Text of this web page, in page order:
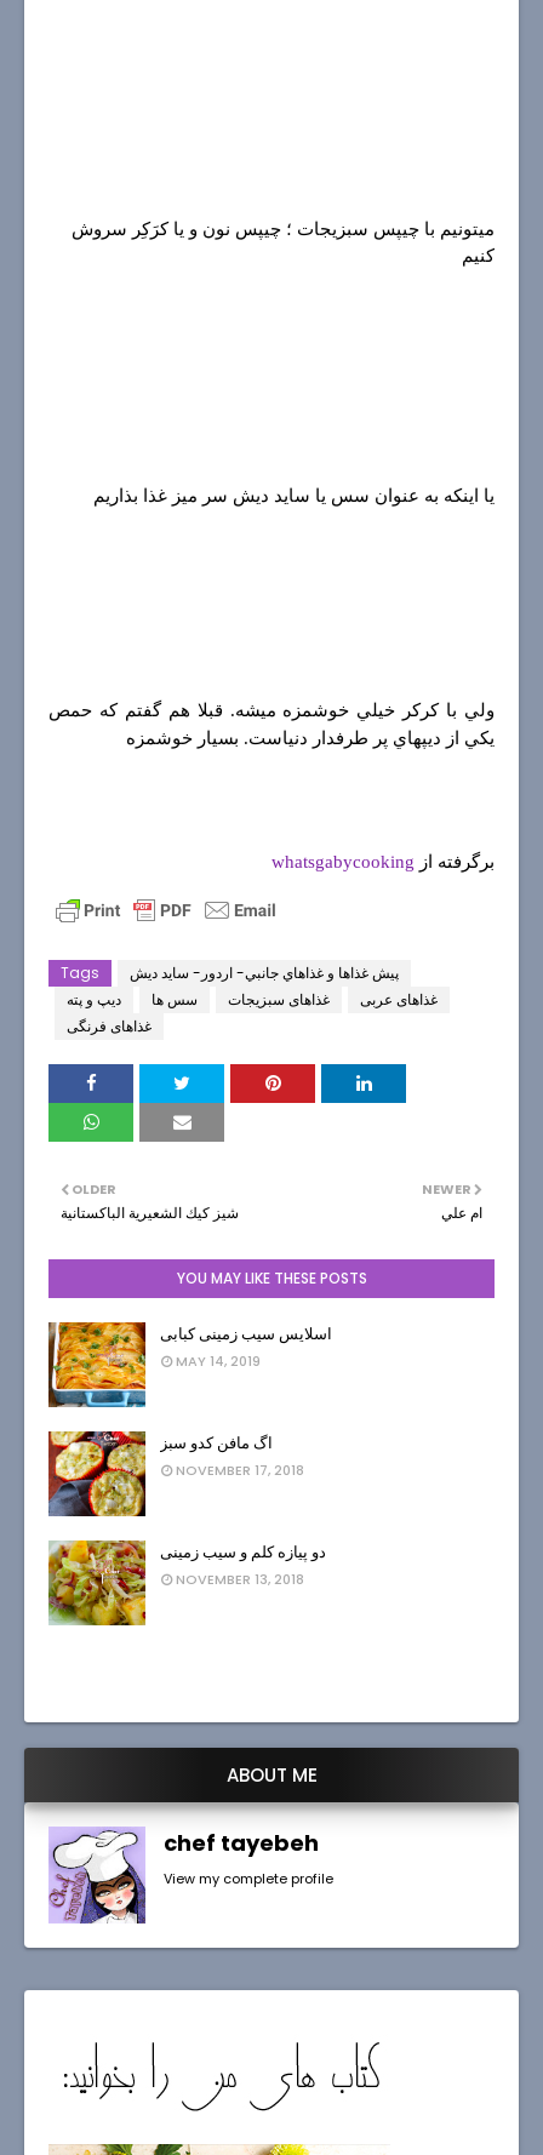
ميتونيم با چيپس سبزيجات ؛ چيپس نون و يا كرَكِر سروش
كنيم
يا اينكه به عنوان سس يا سايد ديش سر ميز غذا بذاريم
ولي با كركر خيلي خوشمزه ميشه. قبلا هم گفتم كه حمص
يكي از ديپهاي پر طرفدار دنياست. بسيار خوشمزه
برگرفته از whatsgabycooking
Tags
پيش غذاها و غذاهاي جانبي- اردور- سايد ديش
ديپ و پته
سس ها غذاهای سبزیجات
غذاهای عربی
غذاهای فرنگی
NEWER
ام علي
OLDER
شيز كيك الشعيرية الباكستانية
YOU MAY LIKE THESE POSTS
اسلایس سیب زمینی کبابی
MAY 14, 2019
اگ مافن کدو سبز
NOVEMBER 17, 2018
دو پیازه کلم و سیب زمینی
NOVEMBER 13, 2018
ABOUT ME
chef tayebeh
View my complete profile